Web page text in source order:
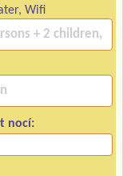
Wifi
nocí: